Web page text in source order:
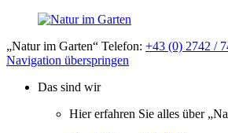
„Natur im Garten“ Telefon: +43 (0) 2742 /
Navigation überspringen
Das sind wir
Hier erfahren Sie alles über